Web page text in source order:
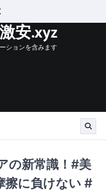
安.xyz
ションを含みます
の新常識！#美
擦に負けない #